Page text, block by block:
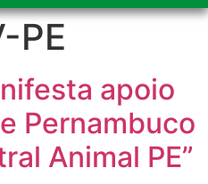
PE
apoio
Pernambuco
Animal PE”